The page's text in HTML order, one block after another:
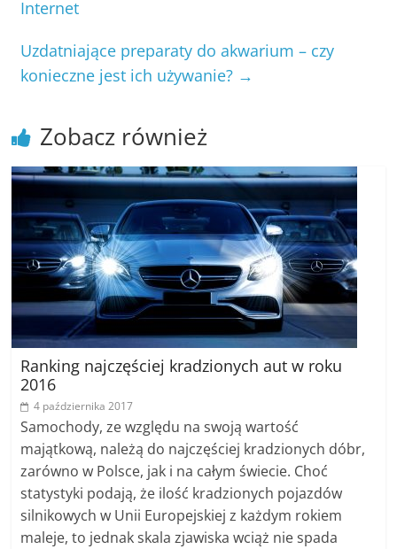
Internet
Uzdatniające preparaty do akwarium – czy
konieczne jest ich używanie? →
Zobacz również
Ranking najczęściej kradzionych aut w roku
2016
4 października 2017
Samochody, ze względu na swoją wartość
majątkową, należą do najczęściej kradzionych dóbr,
zarówno w Polsce, jak i na całym świecie. Choć
statystyki podają, że ilość kradzionych pojazdów
silnikowych w Unii Europejskiej z każdym rokiem
maleje, to jednak skala zjawiska wciąż nie spada